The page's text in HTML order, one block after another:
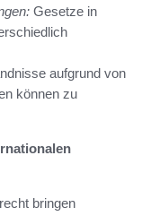
Gesetze in
aufgrund von
können zu
bringen